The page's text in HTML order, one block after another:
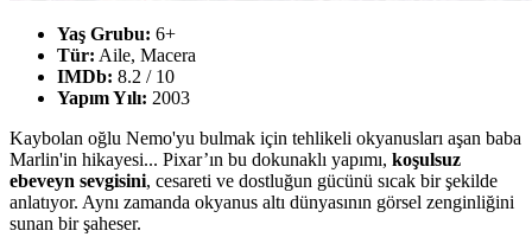
Yaş Grubu: 6+
Tür: Aile, Macera
IMDb: 8.2 / 10
Yapım Yılı: 2003
Kaybolan oğlu Nemo'yu bulmak için tehlikeli okyanusları aşan baba
Marlin'in hikayesi... Pixar’ın bu dokunaklı yapımı, koşulsuz
ebeveyn sevgisini, cesareti ve dostluğun gücünü sıcak bir şekilde
anlatıyor. Aynı zamanda okyanus altı dünyasının görsel zenginliğini
sunan bir şaheser.